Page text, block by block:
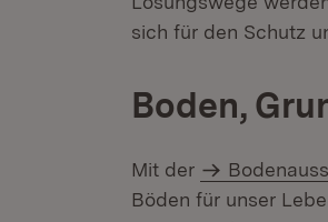
sich für den Schutz
Boden,
Mit der
Böden für unser